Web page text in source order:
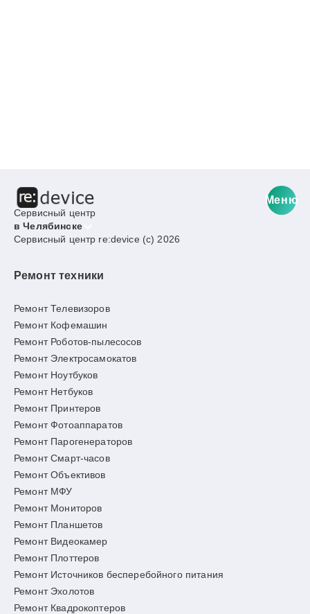
Сервисный центр
в Челябинске
Меню
Сервисный центр re:device (c) 2026
Ремонт техники
Ремонт Телевизоров
Ремонт Кофемашин
Ремонт Роботов-пылесосов
Ремонт Электросамокатов
Ремонт Ноутбуков
Ремонт Нетбуков
Ремонт Принтеров
Ремонт Фотоаппаратов
Ремонт Парогенераторов
Ремонт Смарт-часов
Ремонт Объективов
Ремонт МФУ
Ремонт Мониторов
Ремонт Планшетов
Ремонт Видеокамер
Ремонт Плоттеров
Ремонт Источников бесперебойного питания
Ремонт Эхолотов
Ремонт Квадрокоптеров